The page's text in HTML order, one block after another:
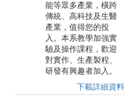
能等眾多產業，橫跨
傳統、高科技及生醫
產業，值得您的投
入。本系教學加強實
驗及操作課程，歡迎
對實作、生產製程、
研發有興趣者加入。
下載詳細資料